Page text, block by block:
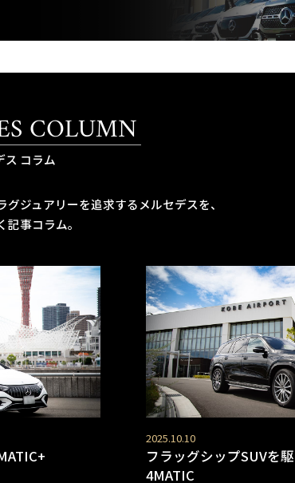
COLUMN
ス コラム
ジュアリーを追求するメルセデスを、
事コラム。
2025.10.10
フラッグシップSUVを
4MATIC